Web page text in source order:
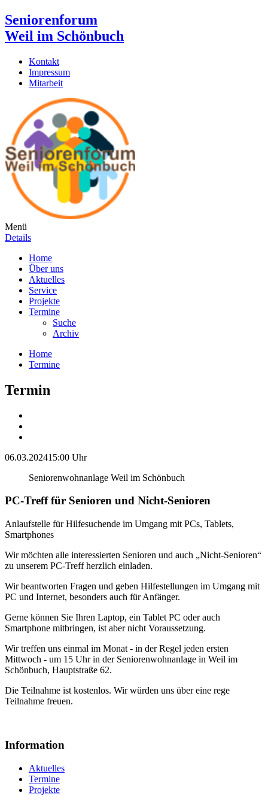
Seniorenforum
Weil im Schönbuch
Kontakt
Impressum
Mitarbeit
Menü
Details
Home
Über uns
Aktuelles
Service
Projekte
Termine
Suche
Archiv
Home
Termine
Termin
06.03.202415:00 Uhr
Seniorenwohnanlage Weil im Schönbuch
PC-Treff für Senioren und Nicht-Senioren
Anlaufstelle für Hilfesuchende im Umgang mit PCs, Tablets,
Smartphones
Wir möchten alle interessierten Senioren und auch „Nicht-Senioren“
zu unserem PC-Treff herzlich einladen.
Wir beantworten Fragen und geben Hilfestellungen im Umgang mit
PC und Internet, besonders auch für Anfänger.
Gerne können Sie Ihren Laptop, ein Tablet PC oder auch
Smartphone mitbringen, ist aber nicht Voraussetzung.
Wir treffen uns einmal im Monat - in der Regel jeden ersten
Mittwoch - um 15 Uhr in der Seniorenwohnanlage in Weil im
Schönbuch, Hauptstraße 62.
Die Teilnahme ist kostenlos. Wir würden uns über eine rege
Teilnahme freuen.
Information
Aktuelles
Termine
Projekte